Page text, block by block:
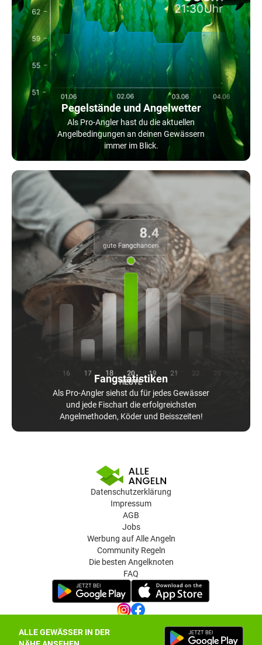
ALLE GEWÄSSER IN DER
Pegelstände und Angelwetter
Als Pro-Angler hast du die aktuellen
Angelbedingungen an deinen Gewässern
immer im Blick.
Fangstatistiken
Als Pro-Angler siehst du für jedes Gewässer
und jede Fischart die erfolgreichsten
Angelmethoden, Köder und Beisszeiten!
Datenschutzerklärung
Impressum
AGB
Jobs
Werbung auf Alle Angeln
Community Regeln
Die besten Angelknoten
FAQ
Datenschutz-Einstellungen